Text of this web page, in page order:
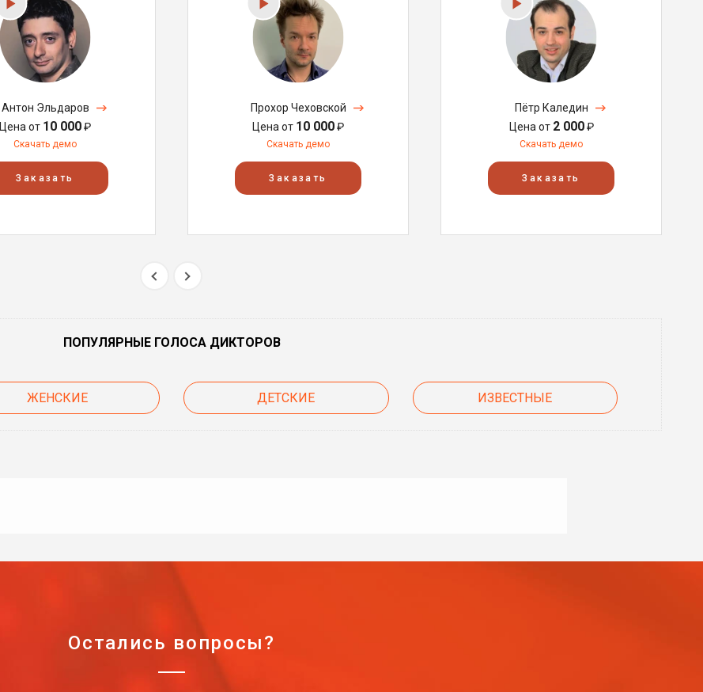
Антон Эльдаров
Цена от 10 000₽
Скачать демо
Заказать
Прохор Чеховской
Цена от 10 000₽
Скачать демо
Заказать
Пётр Каледин
Цена от 2 000₽
Скачать демо
Заказать
ПОПУЛЯРНЫЕ ГОЛОСА ДИКТОРОВ
ЖЕНСКИЕ ДЕТСКИЕ ИЗВЕСТНЫЕ
Остались вопросы?